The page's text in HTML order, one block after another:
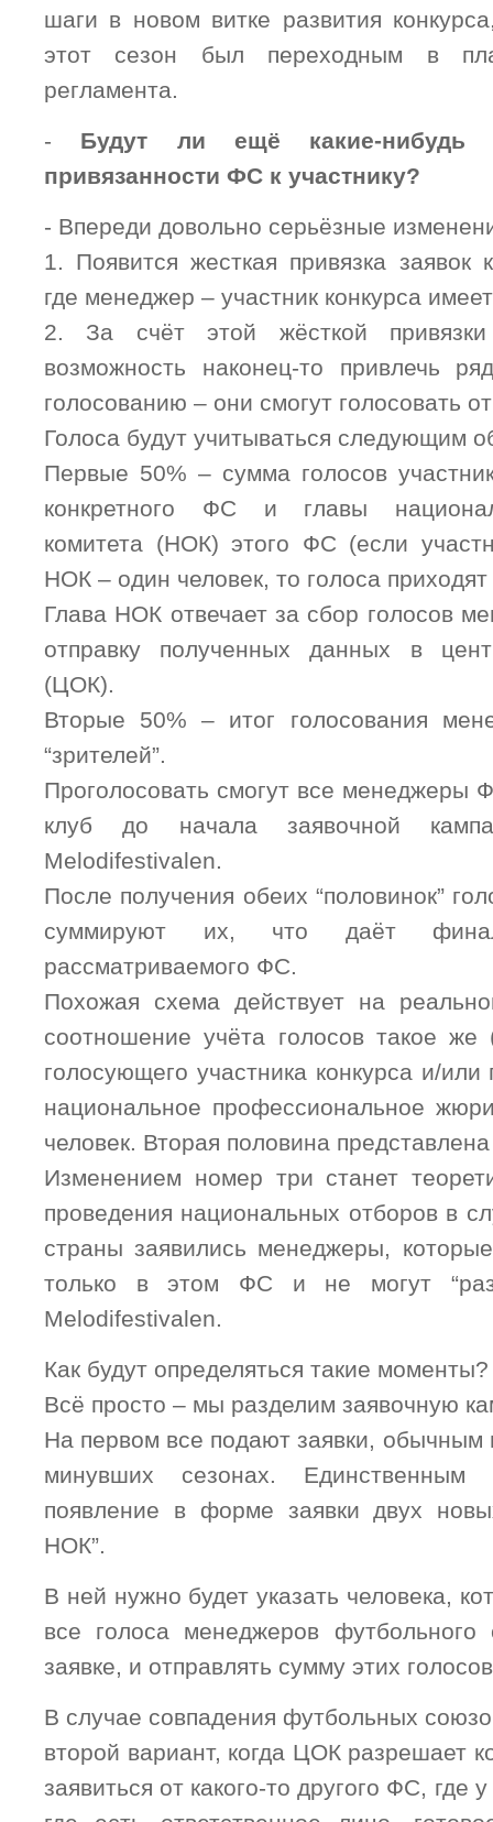
шаги в новом витке развития
этот сезон был переходным в
регламента.
- Будут ли ещё какие-нибудь
привязанности ФС к участнику?
- Впереди довольно серьёзные
1. Появится жесткая привязка
где менеджер – участник конкурса
2. За счёт этой жёсткой
возможность наконец-то привлечь
голосованию – они смогут голосовать
Голоса будут учитываться следующим
Первые 50% – сумма голосов
конкретного ФС и главы
комитета (НОК) этого ФС (если
НОК – один человек, то голоса приходят
Глава НОК отвечает за сбор голосов
отправку полученных данных в
(ЦОК).
Вторые 50% – итог голосования
“зрителей”.
Проголосовать смогут все менеджеры
клуб до начала заявочной
Melodifestivalen.
После получения обеих “половинок”
суммируют их, что даёт
рассматриваемого ФС.
Похожая схема действует на
соотношение учёта голосов такое
голосующего участника конкурса и/
национальное профессиональное
человек. Вторая половина
Изменением номер три станет
проведения национальных отборов в
страны заявились менеджеры,
только в этом ФС и не могут
Melodifestivalen.
Как будут определяться такие моменты?
Всё просто – мы разделим заявочную
На первом все подают заявки, обычным
минувших сезонах. Единственным
появление в форме заявки двух
НОК”.
В ней нужно будет указать человека,
все голоса менеджеров футбольного
заявке, и отправлять сумму этих
В случае совпадения футбольных
второй вариант, когда ЦОК разрешает
заявиться от какого-то другого ФС, где